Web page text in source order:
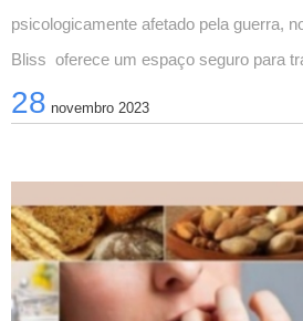
psicologicamente afetado pela guerra,
Bliss  oferece um espaço seguro para
e sentimentos difíceis.
28 novembro 2023